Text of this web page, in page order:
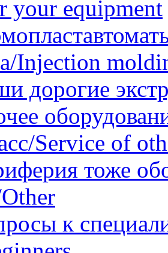
your equipment
Injection
дорогие
Service of
тоже
к